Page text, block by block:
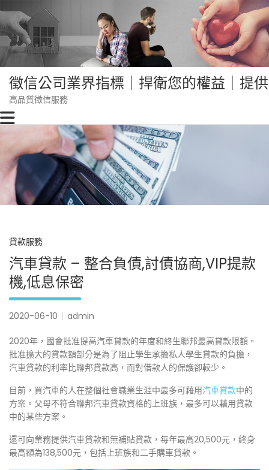
to
content
徵信公司業界指標｜捍衛您的權益｜提
高品質徵信服務
貸款服務
汽車貸款 – 整合負債,討債協商,VIP提款
機,低息保密
2020-06-10 admin
2020年，國會批准提高汽車貸款的年度和終生聯邦最高貸款限額。
批准擴大的貸款額部分是為了阻止學生承擔私人學生貸款的負擔，
汽車貸款的利率比聯邦貸款高，而對借款人的保護卻較少。
目前，買汽車的人在整個社會職業生涯中最多可藉用汽車貸款中的
方案。父母不符合聯邦汽車貸款資格的上班族，最多可以藉用貸款
中的某些方案。
還可向業務提供汽車貸款和無補貼貸款，每年最高20,500元，終身
最高額為138,500元，包括上班族和二手購車貸款。